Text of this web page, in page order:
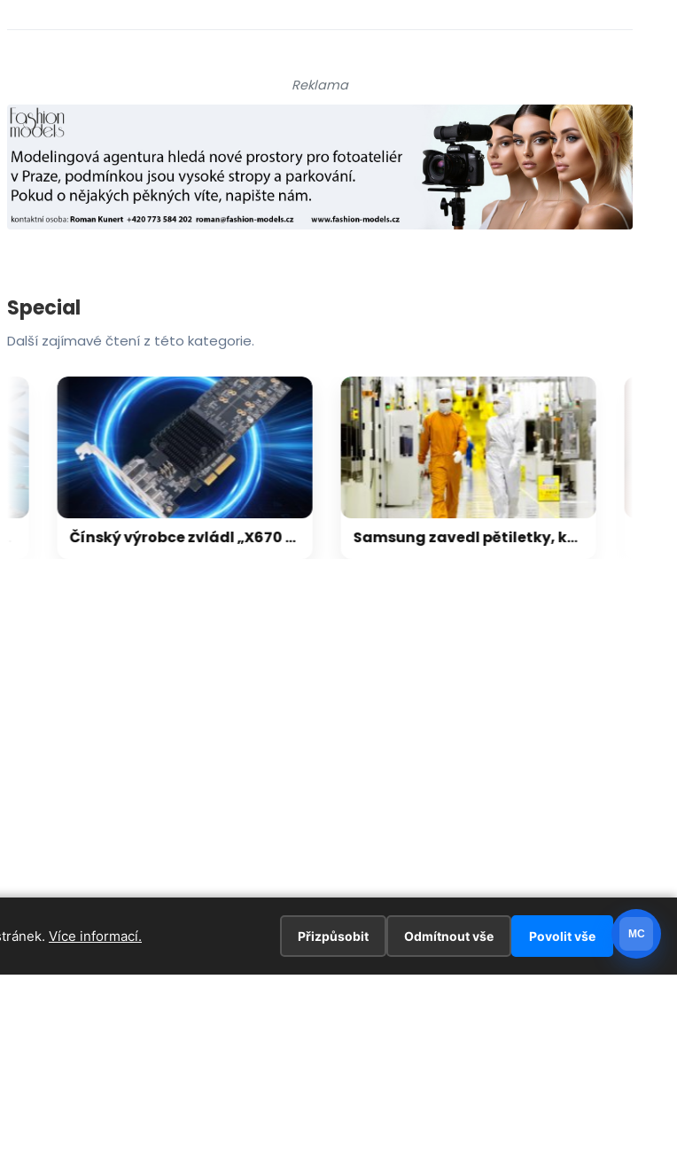
galerie: cviky galerie: cviky
Reklama
Special
Další zajímavé čtení z této kategorie.
Čínský výrobce zvládl „X670 XPANSION KIT“ levněji, dostupně a lépe než ASRock Samsung zavedl pětiletky, kdo chce mít paměti jisté, musí objednat na 5 let
Více informací. Přizpůsobit Odmítnout vše Povolit vše MC